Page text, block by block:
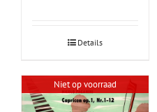
Details
Niet op voorraad